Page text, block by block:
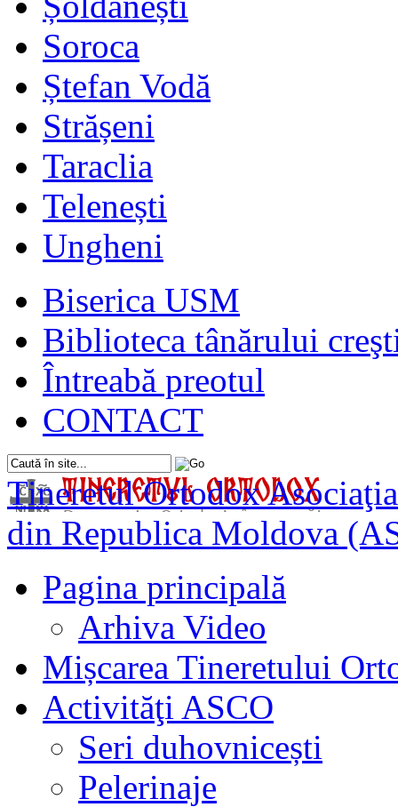
Soroca
Ștefan Vodă
Strășeni
Taraclia
Telenești
Ungheni
Biserica USM
Biblioteca tânărului
Întreabă preotul
CONTACT
Tineretul Ortodox
din Republica Moldova
Pagina principală
Arhiva Video
Mișcarea Tineretului
Activităţi ASCO
Seri duhovnicești
Pelerinaje